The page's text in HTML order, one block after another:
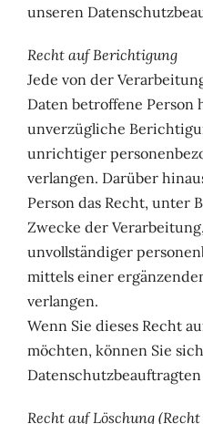
unseren
Recht auf Berichtigung
Jede von der
Daten betroffene Person
unverzügliche
unrichtiger
verlangen. Darüber
Person das Recht, unter
Zwecke der
unvollständiger
mittels einer
verlangen.
Wenn Sie dieses Recht
möchten, können Sie
Recht auf Löschung